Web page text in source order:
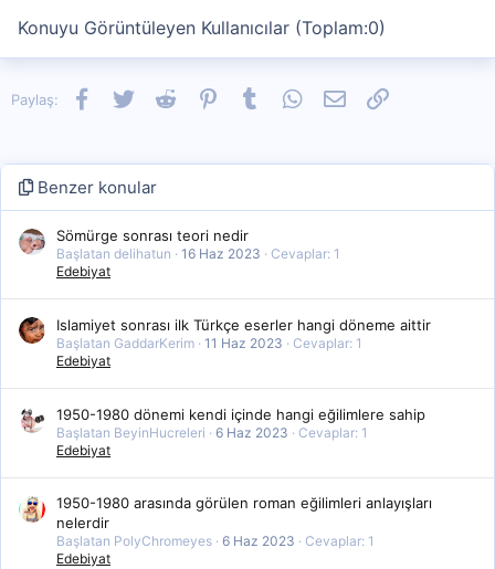
Konuyu Görüntüleyen Kullanıcılar (Toplam:0)
Paylaş: Facebook
TwitterReddit PinterestTumblrWhatsApp
E-postaLink
Benzer konular
Sömürge sonrası teori nedir
Başlatan delihatun 16 Haz 2023
Cevaplar: 1
Edebiyat
Islamiyet sonrası ilk Türkçe eserler hangi döneme aittir
Başlatan GaddarKerim 11 Haz 2023
Cevaplar: 1
Edebiyat
1950-1980 dönemi kendi içinde hangi eğilimlere sahip
Başlatan BeyinHucreleri 6 Haz 2023
Cevaplar: 1
Edebiyat
1950-1980 arasında görülen roman eğilimleri anlayışları
nelerdir
Başlatan PolyChromeyes 6 Haz 2023
Cevaplar: 1
Edebiyat